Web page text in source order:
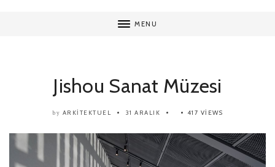
MENU
Jishou Sanat Müzesi
by ARKITEKTUEL 31 ARALIK 417 VIEWS